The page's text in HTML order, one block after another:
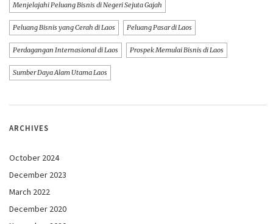
Menjelajahi Peluang Bisnis di Negeri Sejuta Gajah
Peluang Bisnis yang Cerah di Laos Peluang Pasar di Laos
Perdagangan Internasional di Laos Prospek Memulai Bisnis di Laos
Sumber Daya Alam Utama Laos
ARCHIVES
October 2024
December 2023
March 2022
December 2020